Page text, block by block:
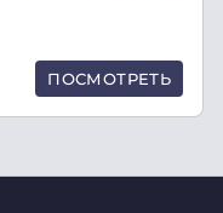
ПОСМОТРЕТЬ